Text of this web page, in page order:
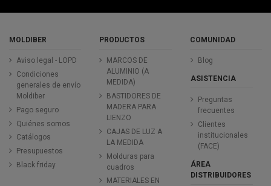
MOLDIBER
Aviso legal - LOPD
Condiciones
generales de envío
Moldiber
Pago seguro
Quiénes somos
Catálogos
Presupuestos
Black friday
PRODUCTOS
MARCOS DE
ALUMINIO (A
MEDIDA)
BASTIDORES DE
MADERA PARA
LIENZO
CAJAS DE LUZ A
LA MEDIDA
Molduras para
cuadros
MATERIALES EN
COMUNIDAD
Blog
ASISTENCIA
Preguntas
frecuentes
Clientes
institucionales
(FACE)
ÁREA
DISTRIBUIDORES